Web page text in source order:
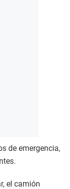
de emergencia,
el camión